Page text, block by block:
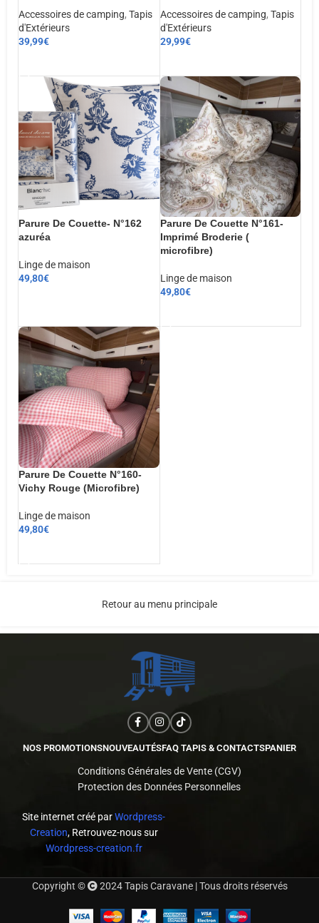
Accessoires de camping, Tapis
d'Extérieurs
39,99€
Accessoires de camping, Tapis
d'Extérieurs
29,99€
Parure De Couette- N°162
azuréa
Linge de maison
49,80€
Parure De Couette N°161-
Imprimé Broderie (
microfibre)
Linge de maison
49,80€
Parure De Couette N°160-
Vichy Rouge (Microfibre)
Linge de maison
49,80€
Retour au menu principale
NOS PROMOTIONSNOUVEAUTÉSFAQ TAPIS & CONTACTSPANIER
Conditions Générales de Vente (CGV)
Protection des Données Personnelles
Site internet créé parWordpress-
Creation, Retrouvez-nous sur
Wordpress-creation.fr
Copyright © 2024 Tapis Caravane | Tous droits réservés